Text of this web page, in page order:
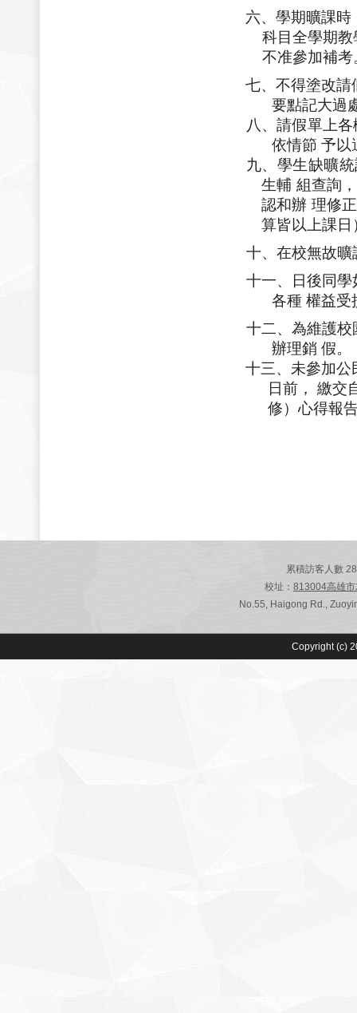
六、學期曠課
科目全學期
不准參加補考
七、不得塗改請
要點記大過
八、請假單上
依情節 予以
九、學生缺曠
生輔 組查詢
認和辦 理修
算皆以上課日
十、在校無故
十一、日後同
各種 權益受
十二、為維護
辦理銷 假。
十三、未參加公
日前， 繳交
修）心得報
累積訪客人數
校址： 813004高雄
No.55, Haigong Rd.,
Copyright (c)